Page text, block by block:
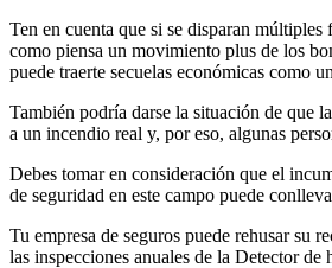
Ten en cuenta que si se disparan múltiples
como piensa un movimiento plus de los
puede traerte secuelas económicas como
También podría darse la situación de que
a un incendio real y, por eso, algunas
Debes tomar en consideración que el
de seguridad en este campo puede
Tu empresa de seguros puede rehusar su
las inspecciones anuales de la Detector de